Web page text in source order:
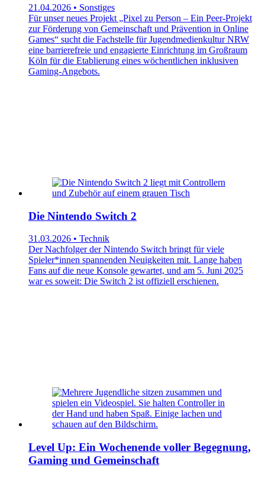
21.04.2026 • Sonstiges
Für unser neues Projekt „Pixel zu Person – Ein Peer-Projekt
zur Förderung von Gemeinschaft und Prävention in Online
Games“ sucht die Fachstelle für Jugendmedienkultur NRW
eine barrierefreie und engagierte Einrichtung im Großraum
Köln für die Etablierung eines wöchentlichen inklusiven
Gaming-Angebots.
Die Nintendo Switch 2
31.03.2026 • Technik
Der Nachfolger der Nintendo Switch bringt für viele
Spieler*innen spannenden Neuigkeiten mit. Lange haben
Fans auf die neue Konsole gewartet, und am 5. Juni 2025
war es soweit: Die Switch 2 ist offiziell erschienen.
Level Up: Ein Wochenende voller Begegnung,
Gaming und Gemeinschaft